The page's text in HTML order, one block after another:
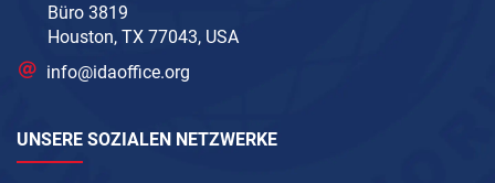
Büro 3819
Houston, TX 77043, USA
info@idaoffice.org
UNSERE SOZIALEN NETZWERKE